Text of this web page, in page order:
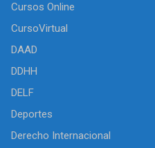
Cursos Online
CursoVirtual
DAAD
DDHH
DELF
Deportes
Derecho Internacional